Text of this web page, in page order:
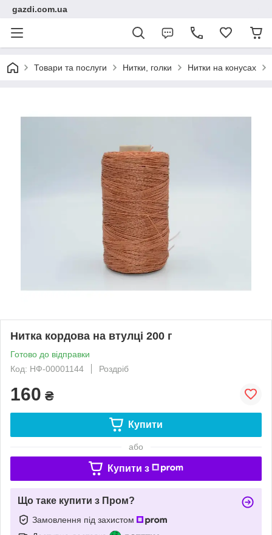
gazdi.com.ua
Товари та послуги Нитки, голки Нитки на конусах
Нитка кордова на втулці 200 г
Готово до відправки
Код: НФ-00001144
Роздріб
160 ₴
Купити
або
Купити з
Що таке купити з Пром?
Замовлення під захистом